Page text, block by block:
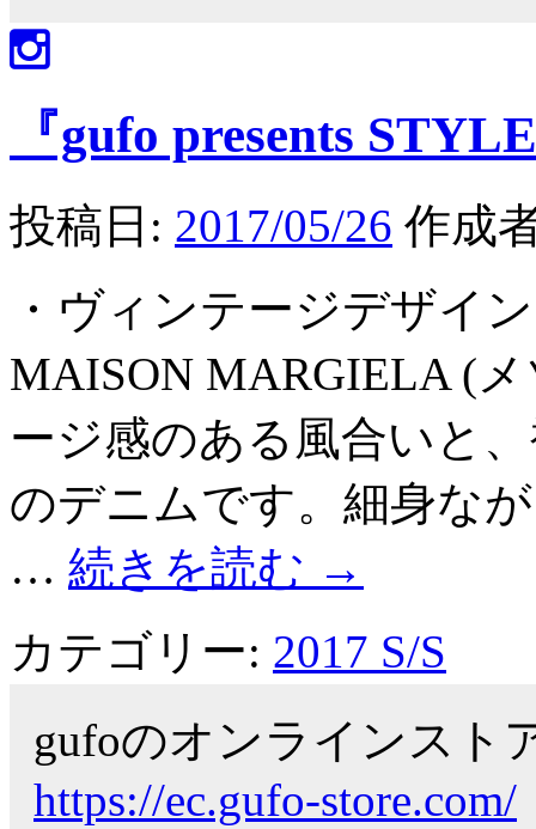
『gufo presents
投稿日: 2017/05/26 作成
・ヴィンテージデザ
MAISON MARGIELA (
ージ感のある風合いと
のデニムです。細身な
… 続きを読む →
カテゴリー: 2017 S/S
gufoのオンラインスト
https://ec.gufo-store.com/